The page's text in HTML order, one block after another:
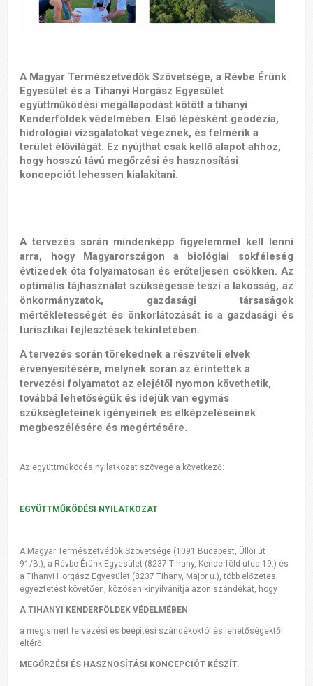
A Magyar Természetvédők Szövetsége, a Révbe Érünk
Egyesület és a Tihanyi Horgász Egyesület
együttműködési megállapodást kötött a tihanyi
Kenderföldek védelmében. Első lépésként geodézia,
hidrológiai vizsgálatokat végeznek, és felmérik a
terület élővilágát. Ez nyújthat csak kellő alapot ahhoz,
hogy hosszú távú megőrzési és hasznosítási
koncepciót lehessen kialakítani.
A tervezés során mindenképp figyelemmel kell lenni
arra, hogy Magyarországon a biológiai sokféleség
évtizedek óta folyamatosan és erőteljesen csökken. Az
optimális tájhasználat szükségessé teszi a lakosság, az
önkormányzatok, gazdasági társaságok
mértékletességét és önkorlátozását is a gazdasági és
turisztikai fejlesztések tekintetében.
A tervezés során törekednek a részvételi elvek
érvényesítésére, melynek során az érintettek a
tervezési folyamatot az elejétől nyomon követhetik,
továbbá lehetőségük és idejük van egymás
szükségleteinek igényeinek és elképzeléseinek
megbeszélésére és megértésére.
Az együttműködés nyilatkozat szövege a következő:
EGYÜTTMŰKÖDÉSI NYILATKOZAT
A Magyar Természetvédők Szövetsége (1091 Budapest, Üllői út
91/B.), a Révbe Érünk Egyesület (8237 Tihany, Kenderföld utca 19.) és
a Tihanyi Horgász Egyesület (8237 Tihany, Major u.), több előzetes
egyeztetést követően, közösen kinyilvánítja azon szándékát, hogy
A TIHANYI KENDERFÖLDEK VÉDELMÉBEN
a megismert tervezési és beépítési szándékoktól és lehetőségektől
eltérő
MEGŐRZÉSI ÉS HASZNOSÍTÁSI KONCEPCIÓT KÉSZÍT.